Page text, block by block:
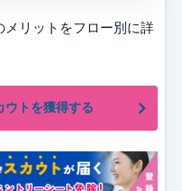
リットをフロー別に詳
ウトを獲得する